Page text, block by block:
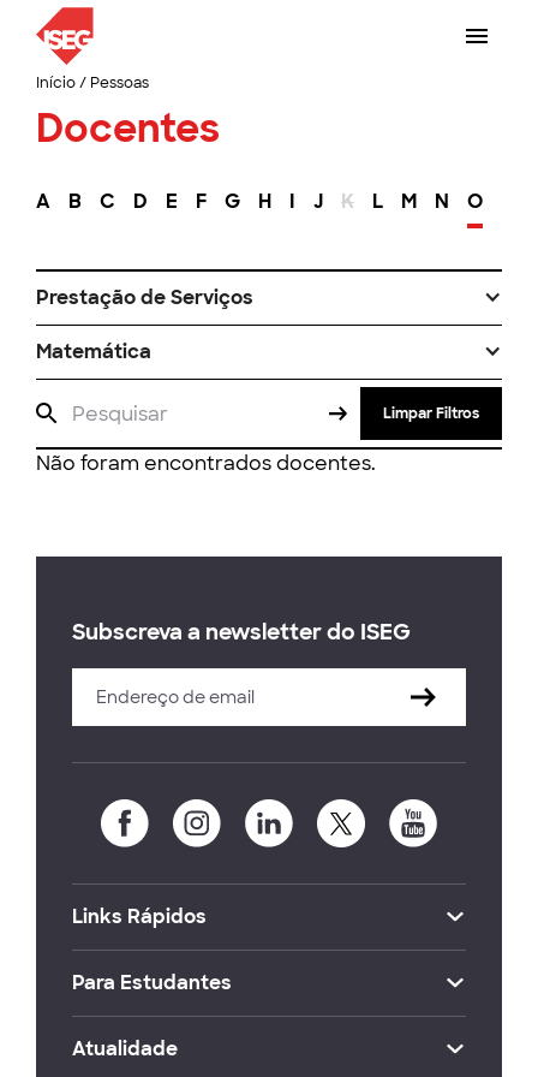
Início/ Pessoas
Docentes
A B C D E F G H I J K L M N O
Prestação de Serviços
Matemática
Limpar Filtros
Não foram encontrados docentes.
Subscreva a newsletter do ISEG
Links Rápidos
Para Estudantes
Atualidade